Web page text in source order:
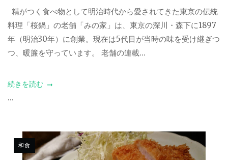
精がつく食べ物として明治時代から愛されてきた東京の伝統
料理「桜鍋」の老舗「みの家」は、東京の深川・森下に1897
年（明治30年）に創業。現在は5代目が当時の味を受け継ぎつ
つ、暖簾を守っています。 老舗の連載...
続きを読む
...
和食